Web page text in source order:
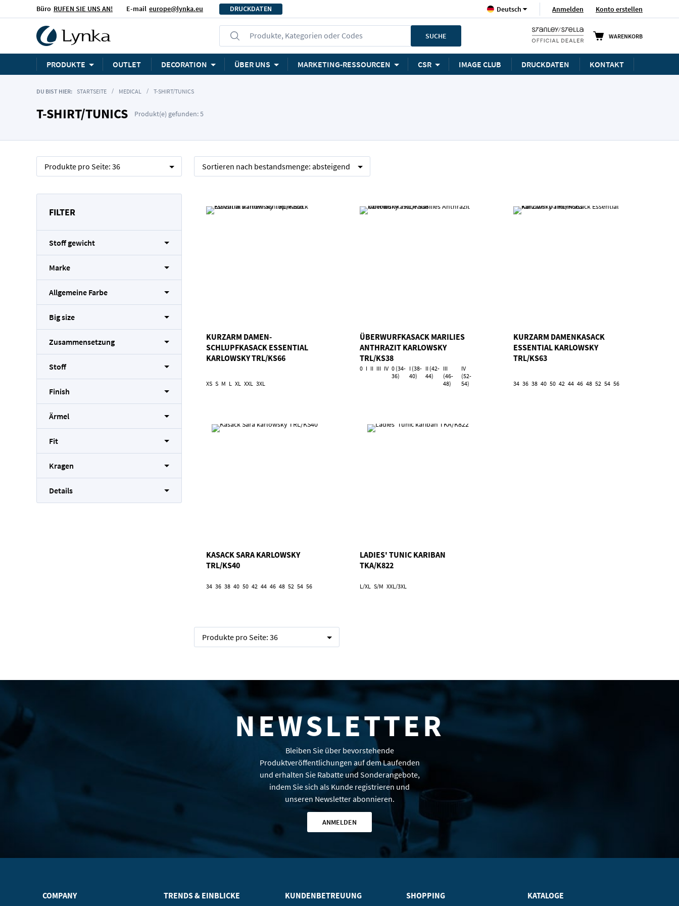
Büro RUFEN SIE UNS AN! E-mail europe@lynka.eu DRUCKDATEN Anmelden Konto erstellen
SpracheDeutsch
WARENKORB
Produkte, Kategorien oder Codes SUCHE
PRODUKTE OUTLET DECORATION ÜBER UNS MARKETING-RESSOURCEN CSR IMAGE CLUB DRUCKDATEN KONTAKT
DU BIST HIER: STARTSEITE MEDICAL T-SHIRT/TUNICS
T-SHIRT/TUNICS Produkt(e) gefunden: 5
Produkte pro Seite: 36 Sortieren nach bestandsmenge: absteigend
KURZARM DAMEN-
SCHLUPFKASACK ESSENTIAL
KARLOWSKY TRL/KS66
XS S M L XL XXL 3XL
ÜBERWURFKASACK MARILIES
ANTHRAZIT KARLOWSKY
TRL/KS38
0 I II III IV 0 (34-
36)
I (38-
40)
II (42-
44)
III
(46-
48)
IV
(52-
54)
KURZARM DAMENKASACK
ESSENTIAL KARLOWSKY
TRL/KS63
34 36 38 40 50 42 44 46 48 52 54 56
KASACK SARA KARLOWSKY
TRL/KS40
34 36 38 40 50 42 44 46 48 52 54 56
LADIES' TUNIC KARIBAN
TKA/K822
L/XL S/M XXL/3XL
Produkte pro Seite: 36
FILTER
Stoff gewicht
Marke
Allgemeine Farbe
Big size
Zusammensetzung
Stoff
Finish
Ärmel
Fit
Kragen
Details
NEWSLETTER
Bleiben Sie über bevorstehende
Produktveröffentlichungen auf dem Laufenden
und erhalten Sie Rabatte und Sonderangebote,
indem Sie sich als Kunde registrieren und
unseren Newsletter abonnieren.
ANMELDEN
COMPANY TRENDS & EINBLICKE KUNDENBETREUUNG SHOPPING KATALOGE